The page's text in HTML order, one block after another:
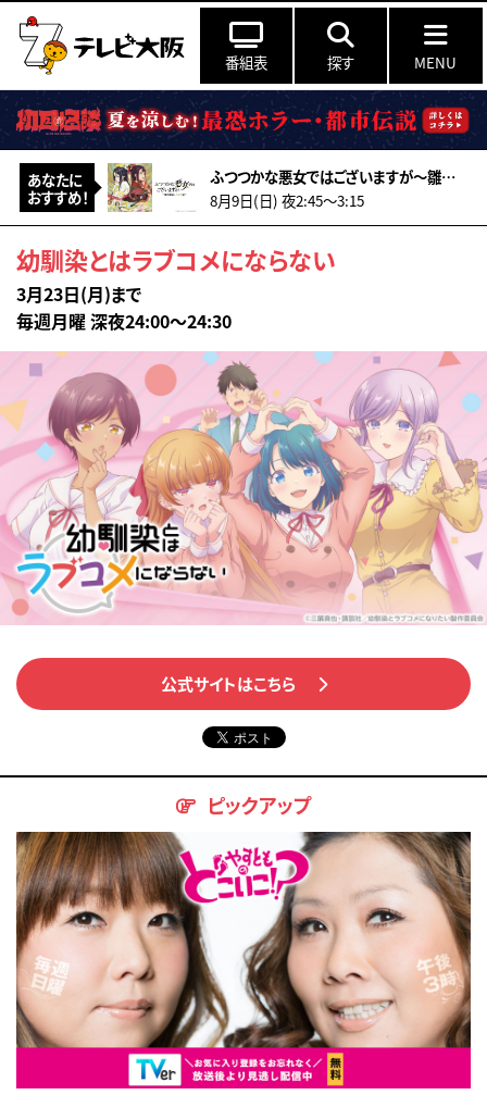
番組表 探す MENU
あなたに
おすすめ！
ふつつかな悪女ではございますが～雛宮蝶鼠とりかえ伝～ 第5 話
8月9日(日) 夜2:45〜3:15
幼馴染とはラブコメにならない
3月23日(月)まで
毎週月曜 深夜24:00～24:30
公式サイトはこちら
ピックアップ